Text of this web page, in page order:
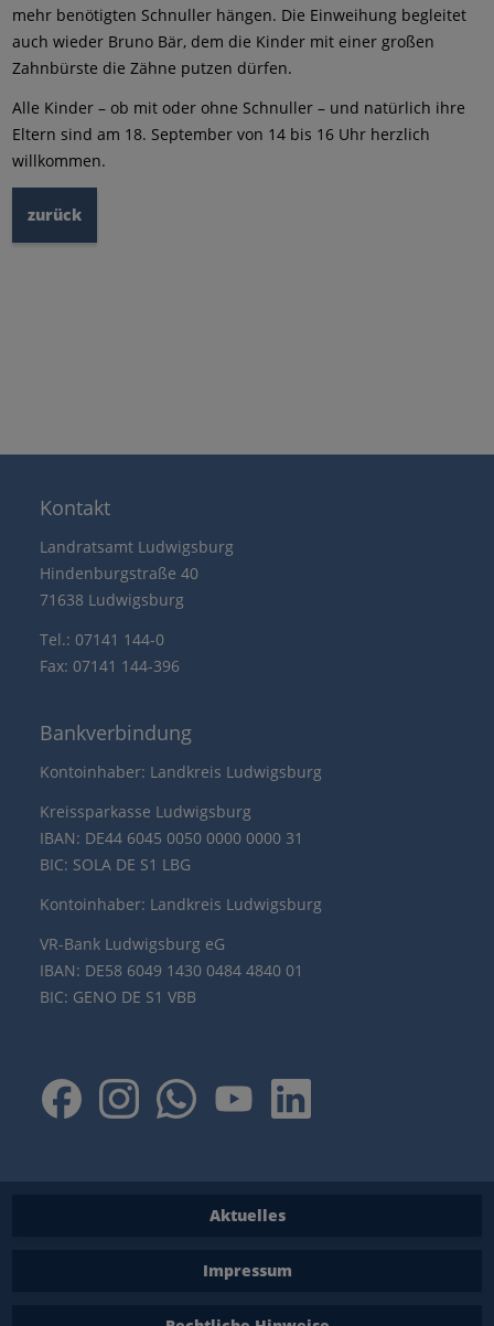
mehr benötigten Schnuller hängen. Die Einweihung begleitet
auch wieder Bruno Bär, dem die Kinder mit einer großen
Zahnbürste die Zähne putzen dürfen.
Alle Kinder – ob mit oder ohne Schnuller – und natürlich ihre
Eltern sind am 18. September von 14 bis 16 Uhr herzlich
willkommen.
zurück
Kontakt
Landratsamt Ludwigsburg
Hindenburgstraße 40
71638 Ludwigsburg
Tel.: 07141 144-0
Fax: 07141 144-396
Bankverbindung
Kontoinhaber: Landkreis Ludwigsburg
Kreissparkasse Ludwigsburg
IBAN: DE44 6045 0050 0000 0000 31
BIC: SOLA DE S1 LBG
Kontoinhaber: Landkreis Ludwigsburg
VR-Bank Ludwigsburg eG
IBAN: DE58 6049 1430 0484 4840 01
BIC: GENO DE S1 VBB
Aktuelles
Impressum